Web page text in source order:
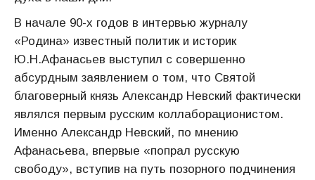
В начале 90-х годов в интервью журналу
«Родина» известный политик и историк
Ю.Н.Афанасьев выступил с совершенно
абсурдным заявлением о том, что Святой
благоверный князь Александр Невский фактически
являлся первым русским коллаборационистом.
Именно Александр Невский, по мнению
Афанасьева, впервые «попрал русскую
свободу», вступив на путь позорного подчинения